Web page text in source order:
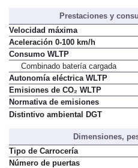
Prestaciones y
Velocidad máxima
Aceleración 0-100 km/h
Consumo WLTP
Combinado batería cargada
Autonomía eléctrica WLTP
Emisiones de CO₂ WLTP
Normativa de emisiones
Distintivo ambiental DGT
Dimensiones,
Tipo de Carrocería
Número de puertas